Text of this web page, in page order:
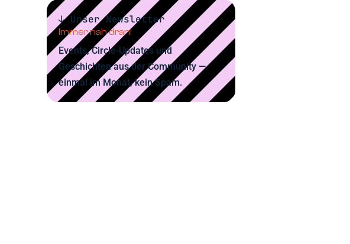
↓ Unser Newsletter
Immer nah dran!
Events, Circle-Updates und
Geschichten aus der Community —
einmal im Monat, kein Spam.